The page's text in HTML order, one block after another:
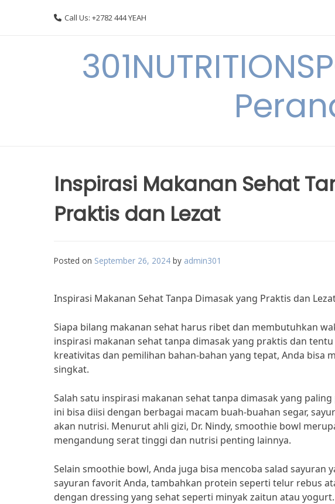
Call Us: +2782 444 YEAH
Inspirasi Makanan Sehat
Praktis dan Lezat
Posted on September 26, 2024 by admin301
Inspirasi Makanan Sehat Tanpa Dimasak yang Praktis dan
Siapa bilang makanan sehat harus ribet dan membutuhkan
inspirasi makanan sehat tanpa dimasak yang praktis dan
kreativitas dan pemilihan bahan-bahan yang tepat, Anda bisa
singkat.
Salah satu inspirasi makanan sehat tanpa dimasak yang
ini bisa diisi dengan berbagai macam buah-buahan segar,
akan nutrisi. Menurut ahli gizi, Dr. Nindy, smoothie bowl
mengandung serat tinggi dan nutrisi penting lainnya.
Selain smoothie bowl, Anda juga bisa mencoba salad
sayuran favorit Anda, tambahkan protein seperti telur rebus
dengan dressing yang sehat seperti minyak zaitun atau